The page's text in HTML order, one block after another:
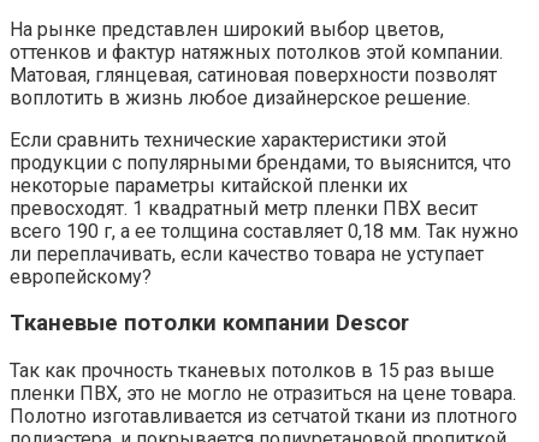
На рынке представлен широкий выбор цветов,
оттенков и фактур натяжных потолков этой компании.
Матовая, глянцевая, сатиновая поверхности позволят
воплотить в жизнь любое дизайнерское решение.
Если сравнить технические характеристики этой
продукции с популярными брендами, то выяснится, что
некоторые параметры китайской пленки их
превосходят. 1 квадратный метр пленки ПВХ весит
всего 190 г, а ее толщина составляет 0,18 мм. Так нужно
ли переплачивать, если качество товара не уступает
европейскому?
Тканевые потолки компании Descor
Так как прочность тканевых потолков в 15 раз выше
пленки ПВХ, это не могло не отразиться на цене товара.
Полотно изготавливается из сетчатой ткани из плотного